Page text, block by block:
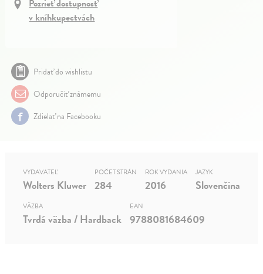
Pozrieť dostupnosť
v kníhkupectvách
Pridať do wishlistu
Odporučiť známemu
Zdielať na Facebooku
VYDAVATEĽ
Wolters Kluwer
POČET STRÁN
284
ROK VYDANIA
2016
JAZYK
Slovenčina
VÄZBA
Tvrdá väzba / Hardback
EAN
9788081684609